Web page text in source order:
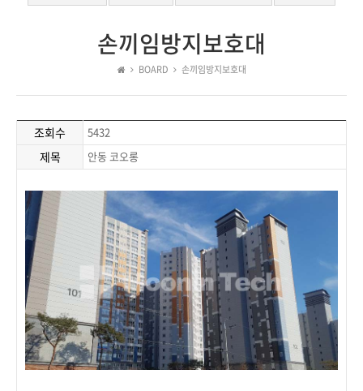
손끼임방지보호대
BOARD 손끼임방지보호대
조회수 5432
제목 안동 코오롱